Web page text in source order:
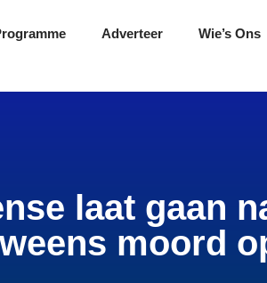
Adverteer Wie’s Ons
laat gaan
moord